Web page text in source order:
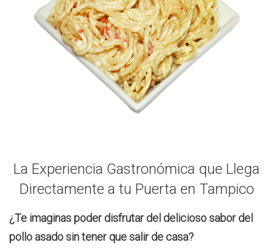
La Experiencia Gastronómica que Llega
Directamente a tu Puerta en Tampico
¿Te imaginas poder disfrutar del delicioso sabor del
pollo asado sin tener que salir de casa?